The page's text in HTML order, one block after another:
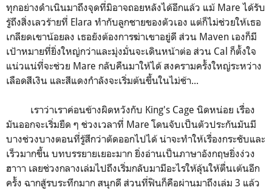
ทุกอย่างดำเนินมาถึงจุดที่มิอาจถอยหลังได้อีกแล้ว แม้ Mare ได้รับ
รู้ถึงสิ่งเลวร้ายที่ Elara ทำกับลูกชายของตัวเอง แต่ก็ไม่ช่วยให้เธอ
เกลียดเขาน้อยลง เธอยังต้องการฆ่าเขาอยู่ดี ส่วน Maven เองก็มี
เป้าหมายที่ยิ่งใหญ่กว่าและมุ่งมั่นจะเดินหน้าต่อ ส่วน Cal ก็ตั้งใจ
แน่วแน่ที่จะช่วย Mare กลับคืนมาให้ได้ สงครามครั้งใหญ่ระหว่าง
เลือดสีเงิน และสีแดงกำลังจะเริ่มต้นขึ้นในไม่ช้า...
เราว่าเราค่อนข้างผิดหวังกับ King's Cage นิดหน่อย เรื่อง
มันออกจะเริ่มยืด ๆ ช่วงเวลาที่ Mare โดนจับเป็นตัวประกันมันมี
บางช่วงบางตอนที่รู้สึกว่าตัดออกไปได้ น่าจะทำให้เรื่องกระชับและ
เร็วมากขึ้น บทบรรยายเยอะมาก ยิ่งอ่านเป็นภาษาอังกฤษยิ่งง่วง
ฮาาา เลยช่วงกลางเล่มไปถึงเริ่มกลับมามีอะไรให้ลุ้นให้ตื่นเต้นอีก
ครั้ง ฉากสู้รบระทึกมาก สนุกดี ส่วนที่ฟินก็คือผ่านมาถึงเล่ม 3 แล้ว